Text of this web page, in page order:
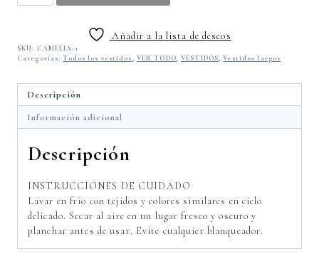
cantidad
Añadir a la lista de deseos
SKU: CAMELIA-1
Categorías: Todos los vestidos, VER TODO,VESTIDOS,Vestidos largos
Descripción
Información adicional
Descripción
INSTRUCCIONES DE CUIDADO
Lavar en frío con tejidos y colores similares en ciclo
delicado. Secar al aire en un lugar fresco y oscuro y
planchar antes de usar. Evite cualquier blanqueador.